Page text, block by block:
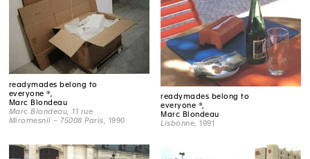
readymades belong to
everyone ®,
Marc Blondeau
Marc Blondeau, 11 rue
Miromesnil – 75008 Paris , 1990
readymades belong to
everyone ®,
Marc Blondeau
Lisbonne , 1991